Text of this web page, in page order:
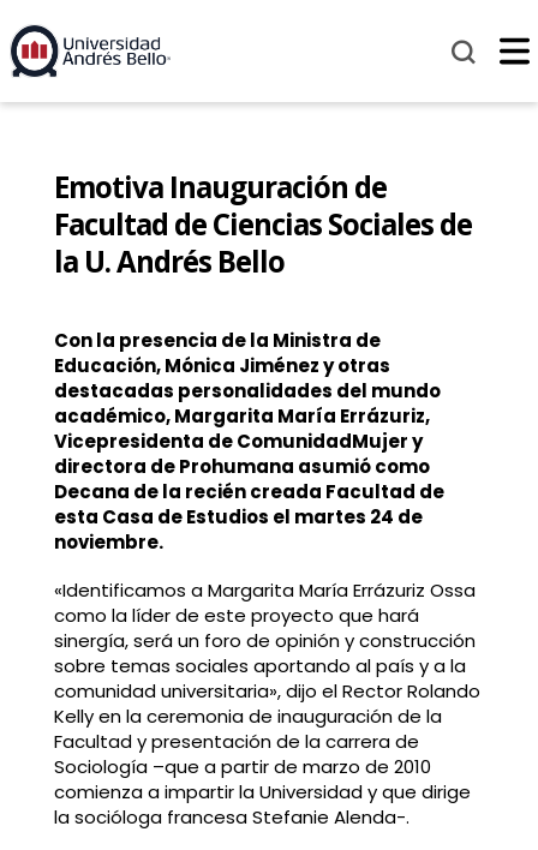
Emotiva Inauguración de
Facultad de Ciencias Sociales de
la U. Andrés Bello
Con la presencia de la Ministra de
Educación, Mónica Jiménez y otras
destacadas personalidades del mundo
académico, Margarita María Errázuriz,
Vicepresidenta de ComunidadMujer y
directora de Prohumana asumió como
Decana de la recién creada Facultad de
esta Casa de Estudios el martes 24 de
noviembre.
«Identificamos a Margarita María Errázuriz Ossa
como la líder de este proyecto que hará
sinergía, será un foro de opinión y construcción
sobre temas sociales aportando al país y a la
comunidad universitaria», dijo el Rector Rolando
Kelly en la ceremonia de inauguración de la
Facultad y presentación de la carrera de
Sociología –que a partir de marzo de 2010
comienza a impartir la Universidad y que dirige
la socióloga francesa Stefanie Alenda-.